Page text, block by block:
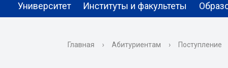
Университет Институты и факультеты
Главная › Абитуриентам › Поступление